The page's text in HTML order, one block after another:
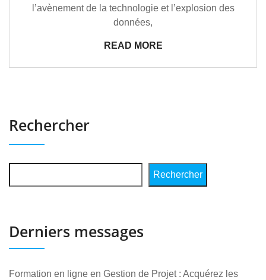
l’avènement de la technologie et l’explosion des
données,
READ MORE
Rechercher
Rechercher
Derniers messages
Formation en ligne en Gestion de Projet : Acquérez les